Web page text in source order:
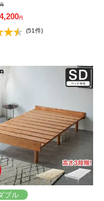
ミダブル 調湿 すのこ ひの
ンプル
円
円
(51件)
ブル